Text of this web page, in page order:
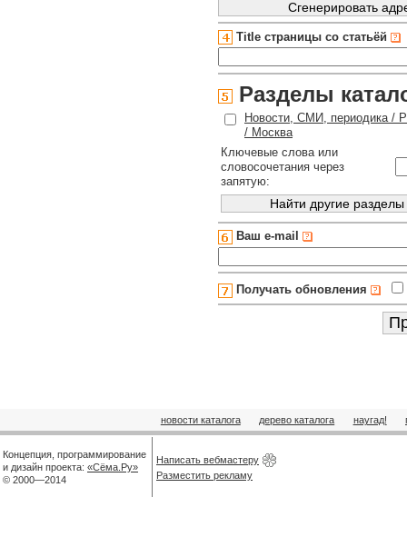
Title страницы со статьёй
Разделы
Новости, СМИ, периодика /
/ Москва
Ключевые слова или
словосочетания через
запятую:
Ваш e-mail
Получать обновления
новости каталога дерево каталога наугад!
Концепция, программирование
и дизайн проекта: «Сёма.Ру»
© 2000—2014
Написать вебмастеру
Разместить рекламу